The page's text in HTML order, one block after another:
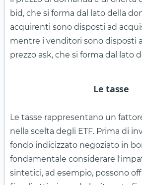
bid, che si forma dal lato della
acquirenti sono disposti ad
mentre i venditori sono disposti
prezzo ask, che si forma dal lato
Le tasse
Le tasse rappresentano un
nella scelta degli ETF. Prima di
fondo indicizzato negoziato in
fondamentale considerare
sintetici, ad esempio, possono